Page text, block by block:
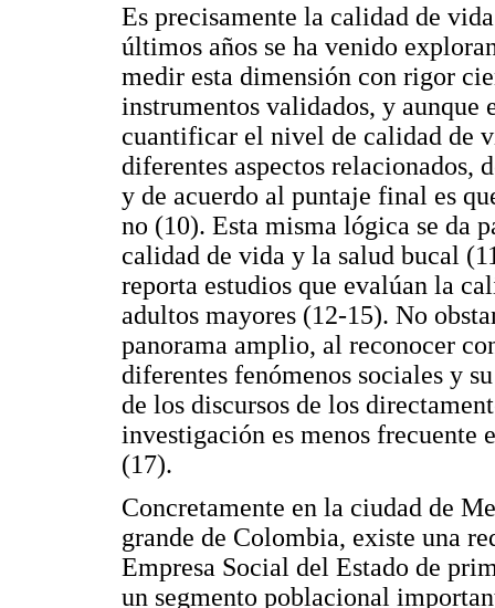
Es precisamente la calidad de
últimos años se ha venido
medir esta dimensión con rigor
instrumentos validados, y aunque
cuantificar el nivel de calidad de
diferentes aspectos relacionados,
y de acuerdo al puntaje final es
no (10). Esta misma lógica se da
calidad de vida y la salud bucal
reporta estudios que evalúan la
adultos mayores (12-15). No
panorama amplio, al reconocer
diferentes fenómenos sociales y
de los discursos de los
investigación es menos frecuente
(17).
Concretamente en la ciudad de
grande de Colombia, existe una
Empresa Social del Estado de
un segmento poblacional